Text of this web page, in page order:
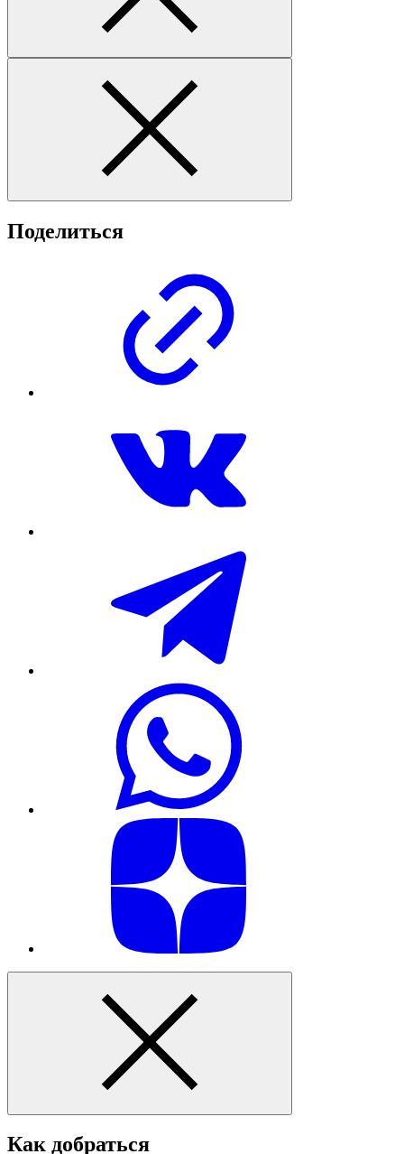
Поделиться
Как добраться